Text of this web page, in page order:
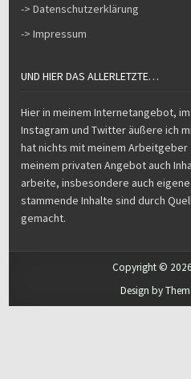
-> Datenschutzerklärung
-> Impressum
UND HIER DAS ALLERLETZTE…
Hier in meinem Internetangebot,
Instagram und Twitter äußere ich
hat nichts mit meinem
meinem privaten Angebot auch
arbeite, insbesondere auch
stammende Inhalte sind durch
gemacht.
Copyright ©
Design by